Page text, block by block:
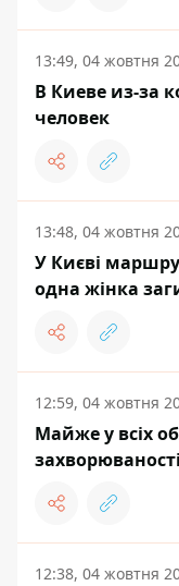
13:49, 04 жовтня
В Киеве из-за
человек
13:48, 04 жовтня
У Києві
одна жінка
12:59, 04 жовтня
Майже у всіх
12:38, 04 жовтня